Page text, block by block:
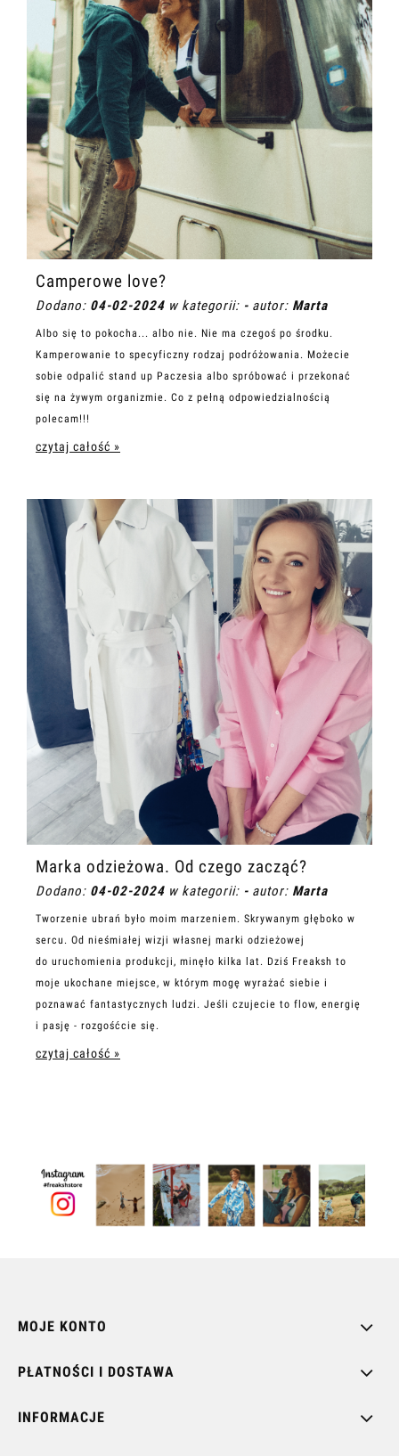
Camperowe love?
Dodano: 04-02-2024 w kategorii: - autor: Marta
Albo się to pokocha... albo nie. Nie ma czegoś po środku.
Kamperowanie to specyficzny rodzaj podróżowania. Możecie
sobie odpalić stand up Paczesia albo spróbować i przekonać
się na żywym organizmie. Co z pełną odpowiedzialnością
polecam!!!
czytaj całość »
Marka odzieżowa. Od czego zacząć?
Dodano: 04-02-2024 w kategorii: - autor: Marta
Tworzenie ubrań było moim marzeniem. Skrywanym głęboko w
sercu. Od nieśmiałej wizji własnej marki odzieżowej
do uruchomienia produkcji, minęło kilka lat. Dziś Freaksh to
moje ukochane miejsce, w którym mogę wyrażać siebie i
poznawać fantastycznych ludzi. Jeśli czujecie to flow, energię
i pasję - rozgośćcie się.
czytaj całość »
MOJE KONTO
PŁATNOŚCI I DOSTAWA
INFORMACJE